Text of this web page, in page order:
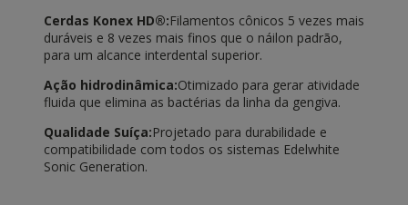
Cerdas Konex HD®:Filamentos cônicos 5 vezes mais
duráveis ​​e 8 vezes mais finos que o náilon padrão,
para um alcance interdental superior.
Ação hidrodinâmica:Otimizado para gerar atividade
fluida que elimina as bactérias da linha da gengiva.
Qualidade Suíça:Projetado para durabilidade e
compatibilidade com todos os sistemas Edelwhite
Sonic Generation.